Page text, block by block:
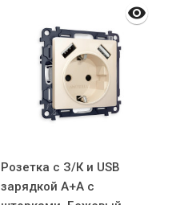
Розетка с З/К и USB
зарядкой А+А с